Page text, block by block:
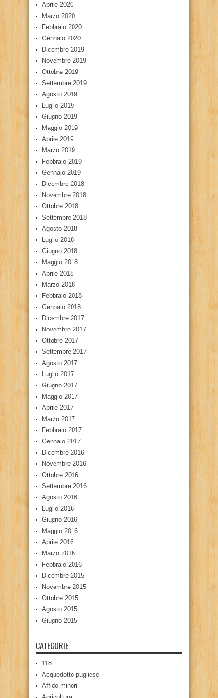
Aprile 2020
Marzo 2020
Febbraio 2020
Gennaio 2020
Dicembre 2019
Novembre 2019
Ottobre 2019
Settembre 2019
Agosto 2019
Luglio 2019
Giugno 2019
Maggio 2019
Aprile 2019
Marzo 2019
Febbraio 2019
Gennaio 2019
Dicembre 2018
Novembre 2018
Ottobre 2018
Settembre 2018
Agosto 2018
Luglio 2018
Giugno 2018
Maggio 2018
Aprile 2018
Marzo 2018
Febbraio 2018
Gennaio 2018
Dicembre 2017
Novembre 2017
Ottobre 2017
Settembre 2017
Agosto 2017
Luglio 2017
Giugno 2017
Maggio 2017
Aprile 2017
Marzo 2017
Febbraio 2017
Gennaio 2017
Dicembre 2016
Novembre 2016
Ottobre 2016
Settembre 2016
Agosto 2016
Luglio 2016
Giugno 2016
Maggio 2016
Aprile 2016
Marzo 2016
Febbraio 2016
Dicembre 2015
Novembre 2015
Ottobre 2015
Agosto 2015
Giugno 2015
CATEGORIE
118
Acquedotto pugliese
Affido minori